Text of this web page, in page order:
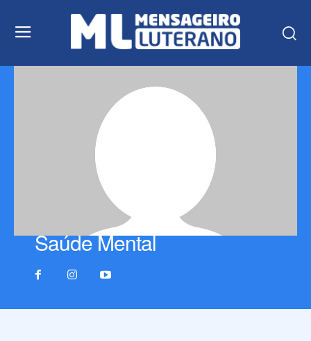
Saúde Mental